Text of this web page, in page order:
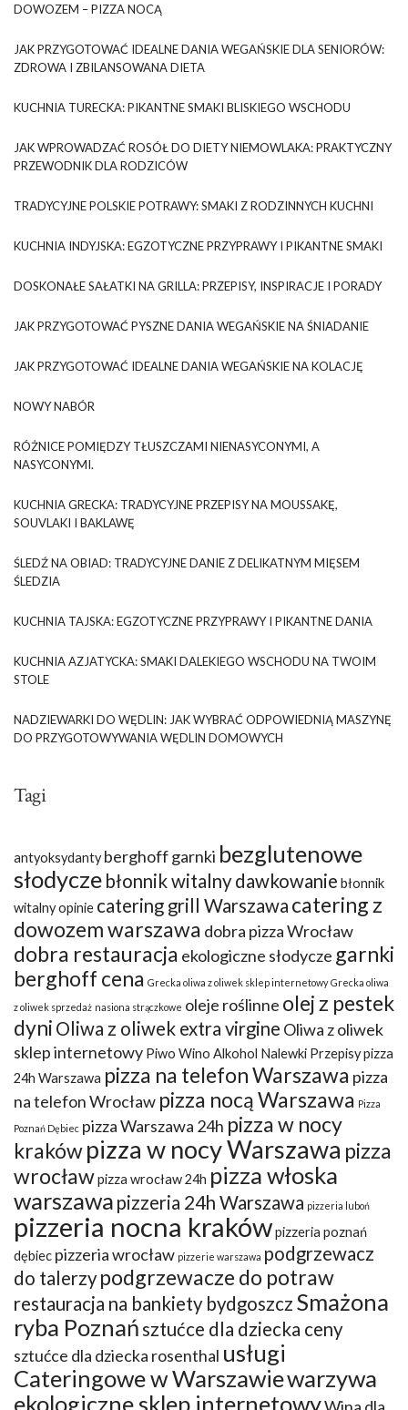
DOWOZEM – PIZZA NOCĄ
JAK PRZYGOTOWAĆ IDEALNE DANIA WEGAŃSKIE DLA SENIORÓW:
ZDROWA I ZBILANSOWANA DIETA
KUCHNIA TURECKA: PIKANTNE SMAKI BLISKIEGO WSCHODU
JAK WPROWADZAĆ ROSÓŁ DO DIETY NIEMOWLAKA: PRAKTYCZNY
PRZEWODNIK DLA RODZICÓW
TRADYCYJNE POLSKIE POTRAWY: SMAKI Z RODZINNYCH KUCHNI
KUCHNIA INDYJSKA: EGZOTYCZNE PRZYPRAWY I PIKANTNE SMAKI
DOSKONAŁE SAŁATKI NA GRILLA: PRZEPISY, INSPIRACJE I PORADY
JAK PRZYGOTOWAĆ PYSZNE DANIA WEGAŃSKIE NA ŚNIADANIE
JAK PRZYGOTOWAĆ IDEALNE DANIA WEGAŃSKIE NA KOLACJĘ
NOWY NABÓR
RÓŻNICE POMIĘDZY TŁUSZCZAMI NIENASYCONYMI, A
NASYCONYMI.
KUCHNIA GRECKA: TRADYCYJNE PRZEPISY NA MOUSSAKĘ,
SOUVLAKI I BAKLAWĘ
ŚLEDŹ NA OBIAD: TRADYCYJNE DANIE Z DELIKATNYM MIĘSEM
ŚLEDZIA
KUCHNIA TAJSKA: EGZOTYCZNE PRZYPRAWY I PIKANTNE DANIA
KUCHNIA AZJATYCKA: SMAKI DALEKIEGO WSCHODU NA TWOIM
STOLE
NADZIEWARKI DO WĘDLIN: JAK WYBRAĆ ODPOWIEDNIĄ MASZYNĘ
DO PRZYGOTOWYWANIA WĘDLIN DOMOWYCH
Tagi
antyoksydanty berghoff garnki bezglutenowe
słodycze błonnik witalny dawkowanie błonnik
witalny opinie catering grill Warszawa catering z
dowozem warszawa dobra pizza Wrocław
dobra restauracja ekologiczne słodycze garnki
berghoff cena Grecka oliwa z oliwek sklep internetowy Grecka oliwa
z oliwek sprzedaż nasiona strączkowe oleje roślinne olej z pestek
dyni Oliwa z oliwek extra virgine Oliwa z oliwek
sklep internetowy Piwo Wino Alkohol Nalewki Przepisypizza
24h Warszawa pizza na telefon Warszawa pizza
na telefon Wrocław pizza nocą Warszawa Pizza
Poznań Dębiec pizza Warszawa 24h pizza w nocy
krakówpizza w nocy Warszawa pizza
wrocławpizza wrocław 24h pizza włoska
warszawa pizzeria 24h Warszawa pizzeria luboń
pizzeria nocna krakówpizzeria poznań
dębiec pizzeria wrocław pizzerie warszawa podgrzewacz
do talerzy podgrzewacze do potraw
restauracja na bankiety bydgoszcz Smażona
ryba Poznań sztućce dla dziecka ceny
sztućce dla dziecka rosenthal usługi
Cateringowe w Warszawiewarzywa
ekologiczne sklep internetowy